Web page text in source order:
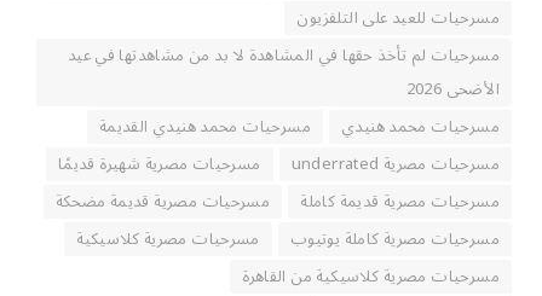
مسرحيات للعيد على التلفزيون
مسرحيات لم تأخذ حقها في المشاهدة لا بد من مشاهدتها في عيد
الأضحى 2026
مسرحيات محمد هنيدي
مسرحيات محمد هنيدي القديمة
مسرحيات مصرية underrated
مسرحيات مصرية شهيرة قديمًا
مسرحيات مصرية قديمة كاملة
مسرحيات مصرية قديمة مضحكة
مسرحيات مصرية كاملة يوتيوب
مسرحيات مصرية كلاسيكية
مسرحيات مصرية كلاسيكية من القاهرة